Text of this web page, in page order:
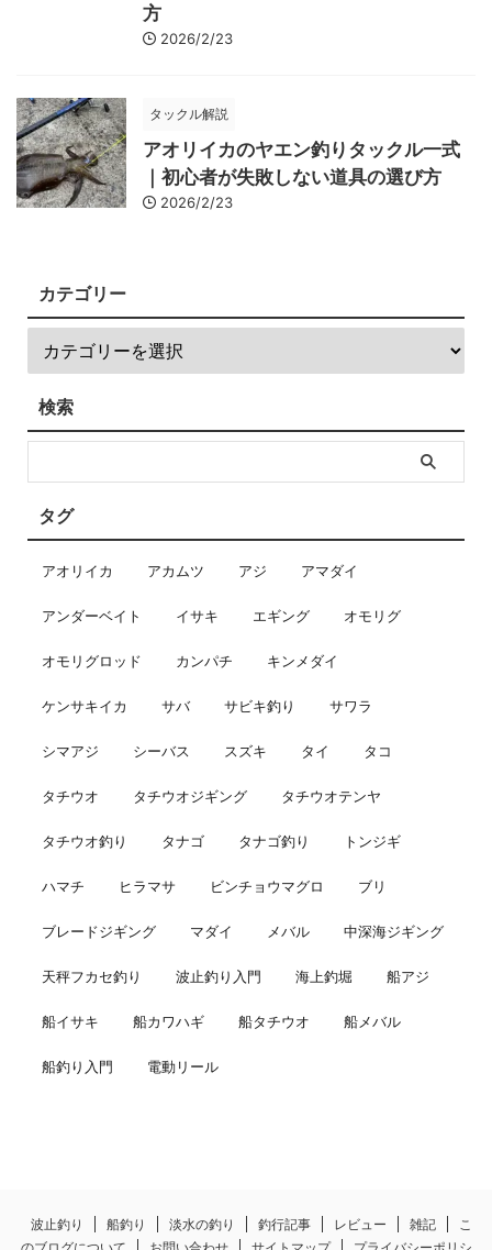
方
2026/2/23
タックル解説
アオリイカのヤエン釣りタックル一式
｜初心者が失敗しない道具の選び方
2026/2/23
カテゴリー
検索
タグ
アオリイカ アカムツ アジ アマダイ
アンダーベイト イサキ エギング オモリグ
オモリグロッド カンパチ キンメダイ
ケンサキイカ サバ サビキ釣り サワラ
シマアジ シーバス スズキ タイ タコ
タチウオ タチウオジギング タチウオテンヤ
タチウオ釣り タナゴ タナゴ釣り トンジギ
ハマチ ヒラマサ ビンチョウマグロ ブリ
ブレードジギング マダイ メバル 中深海ジギング
天秤フカセ釣り 波止釣り入門 海上釣堀 船アジ
船イサキ 船カワハギ 船タチウオ 船メバル
船釣り入門 電動リール
波止釣り 船釣り 淡水の釣り 釣行記事 レビュー 雑記
こ